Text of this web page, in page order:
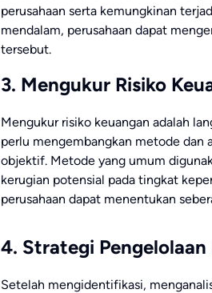
perusahaan serta kemungkinan
mendalam, perusahaan dapat
tersebut.
3. Mengukur Risiko
Mengukur risiko keuangan adalah
perlu mengembangkan metode dan
objektif. Metode yang umum
kerugian potensial pada tingkat
perusahaan dapat menentukan
4. Strategi Pengelolaan
Setelah mengidentifikasi,